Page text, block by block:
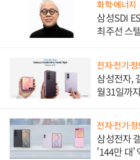
화학·에너지
삼성SDI
최주선 스
전자·전기·
삼성전자,
월31일까
전자·전기·
삼성전자
'144만 대'